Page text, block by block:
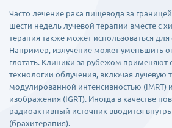
Часто лечение рака пищевода за
шести недель лучевой терапии вместе с
терапия также может использоваться
Например, излучение может уменьшить
глотать. Клиники за рубежом
технологии облучения, включая лучевую
модулированной интенсивностью (IMRT)
изображения (IGRT). Иногда в качестве
радиоактивный источник вводится
(брахитерапия).